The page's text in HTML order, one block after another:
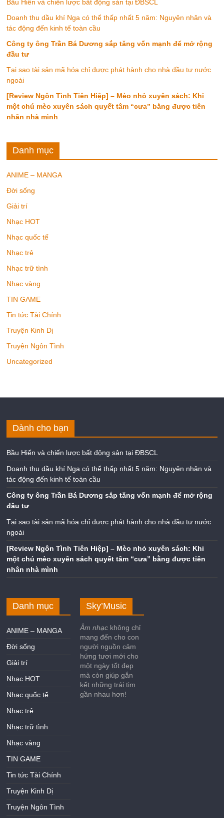
Bầu Hiển và chiến lược bất động sản tại ĐBSCL
Doanh thu dầu khí Nga có thể thấp nhất 5 năm: Nguyên nhân và
tác động đến kinh tế toàn cầu
Công ty ông Trần Bá Dương sắp tăng vốn mạnh để mở rộng
đầu tư
Tại sao tài sản mã hóa chỉ được phát hành cho nhà đầu tư nước
ngoài
[Review Ngôn Tình Tiên Hiệp] – Mèo nhỏ xuyên sách: Khi
một chú mèo xuyên sách quyết tâm “cưa” bằng được tiên
nhân nhà mình
Danh mục
ANIME – MANGA
Đời sống
Giải trí
Nhạc HOT
Nhạc quốc tế
Nhạc trẻ
Nhạc trữ tình
Nhạc vàng
TIN GAME
Tin tức Tài Chính
Truyện Kinh Dị
Truyện Ngôn Tình
Uncategorized
Dành cho bạn
Bầu Hiển và chiến lược bất động sản tại ĐBSCL
Doanh thu dầu khí Nga có thể thấp nhất 5 năm: Nguyên nhân và
tác động đến kinh tế toàn cầu
Công ty ông Trần Bá Dương sắp tăng vốn mạnh để mở rộng
đầu tư
Tại sao tài sản mã hóa chỉ được phát hành cho nhà đầu tư nước
ngoài
[Review Ngôn Tình Tiên Hiệp] – Mèo nhỏ xuyên sách: Khi
một chú mèo xuyên sách quyết tâm “cưa” bằng được tiên
nhân nhà mình
Danh mục
ANIME – MANGA
Đời sống
Giải trí
Nhạc HOT
Nhạc quốc tế
Nhạc trẻ
Nhạc trữ tình
Nhạc vàng
TIN GAME
Tin tức Tài Chính
Truyện Kinh Dị
Truyện Ngôn Tình
Sky’Music
Âm nhạc không chỉ
mang đến cho con
người nguồn cảm
hứng tươi mới cho
một ngày tốt đẹp
mà còn giúp gắn
kết những trái tim
gần nhau hơn!